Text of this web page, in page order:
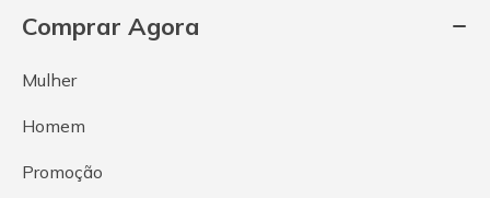
Comprar Agora
Mulher
Homem
Promoção